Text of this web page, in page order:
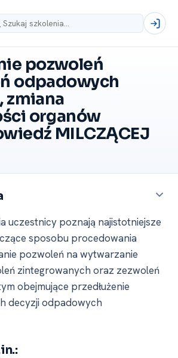
pozwoleń
odpadowych
zmiana
organów
MILCZĄCEJ
uczestnicy poznają najistotniejsze
sposobu procedowania
pozwoleń na wytwarzanie
zintegrowanych oraz zezwoleń
obejmujące przedłużenie
decyzji odpadowych